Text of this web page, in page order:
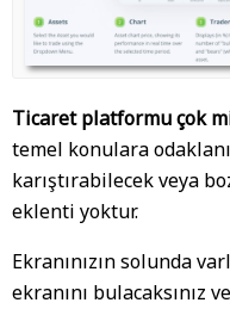
Ticaret platformu çok
temel konulara
karıştırabilecek veya
eklenti yoktur.
Ekranınızın solunda
ekranını bulacaksınız